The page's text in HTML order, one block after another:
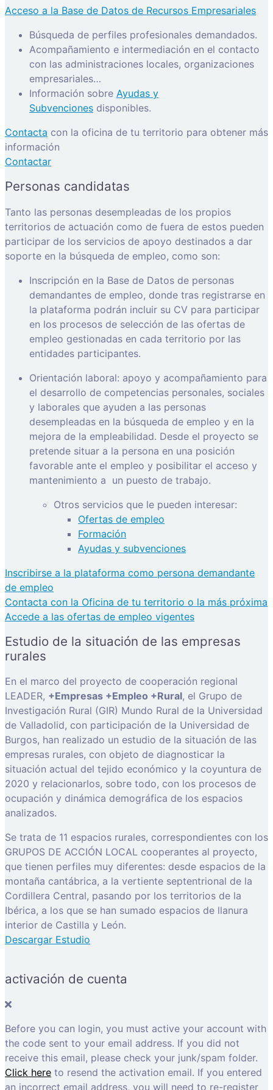
Acceso a la Base de Datos de Recursos Empresariales
Búsqueda de perfiles profesionales demandados.
Acompañamiento e intermediación en el contacto
con las administraciones locales, organizaciones
empresariales…
Información sobre Ayudas y
Subvenciones disponibles.
Contacta con la oficina de tu territorio para obtener más
información
Contactar
Personas candidatas
Tanto las personas desempleadas de los propios
territorios de actuación como de fuera de estos pueden
participar de los servicios de apoyo destinados a dar
soporte en la búsqueda de empleo, como son:
Inscripción en la Base de Datos de personas
demandantes de empleo, donde tras registrarse en
la plataforma podrán incluir su CV para participar
en los procesos de selección de las ofertas de
empleo gestionadas en cada territorio por las
entidades participantes.
Orientación laboral: apoyo y acompañamiento para
el desarrollo de competencias personales, sociales
y laborales que ayuden a las personas
desempleadas en la búsqueda de empleo y en la
mejora de la empleabilidad. Desde el proyecto se
pretende situar a la persona en una posición
favorable ante el empleo y posibilitar el acceso y
mantenimiento a un puesto de trabajo.
Otros servicios que le pueden interesar:
Ofertas de empleo
Formación
Ayudas y subvenciones
Inscribirse a la plataforma como persona demandante
de empleo
Contacta con la Oficina de tu territorio o la más próxima
Accede a las ofertas de empleo vigentes
Estudio de la situación de las empresas
rurales
En el marco del proyecto de cooperación regional
LEADER, +Empresas +Empleo +Rural, el Grupo de
Investigación Rural (GIR) Mundo Rural de la Universidad
de Valladolid, con participación de la Universidad de
Burgos, han realizado un estudio de la situación de las
empresas rurales, con objeto de diagnosticar la
situación actual del tejido económico y la coyuntura de
2020 y relacionarlos, sobre todo, con los procesos de
ocupación y dinámica demográfica de los espacios
analizados.
Se trata de 11 espacios rurales, correspondientes con los
GRUPOS DE ACCIÓN LOCAL cooperantes al proyecto,
que tienen perfiles muy diferentes: desde espacios de la
montaña cantábrica, a la vertiente septentrional de la
Cordillera Central, pasando por los territorios de la
Ibérica, a los que se han sumado espacios de llanura
interior de Castilla y León.
Descargar Estudio
activación de cuenta
Before you can login, you must active your account with
the code sent to your email address. If you did not
receive this email, please check your junk/spam folder.
Click here to resend the activation email. If you entered
an incorrect email address, you will need to re-register